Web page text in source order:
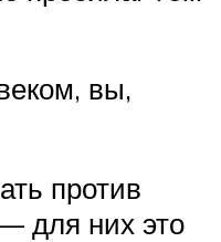
вы,
против
для них это